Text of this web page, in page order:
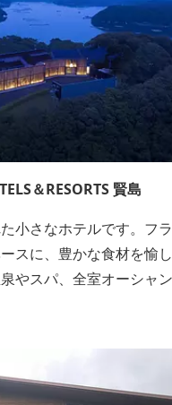
＆RESORTS 賢島
小さなホテルです。フ
スに、豊かな食材を愉
やスパ、全室オーシャ
癒す旅を。